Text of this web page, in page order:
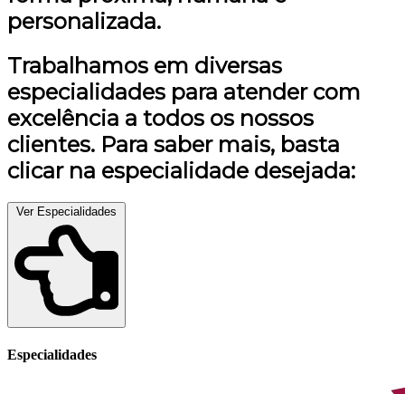
personalizada.
Trabalhamos em diversas
especialidades para atender com
excelência a todos os nossos
clientes. Para saber mais, basta
clicar na especialidade desejada:
Ver Especialidades
Especialidades